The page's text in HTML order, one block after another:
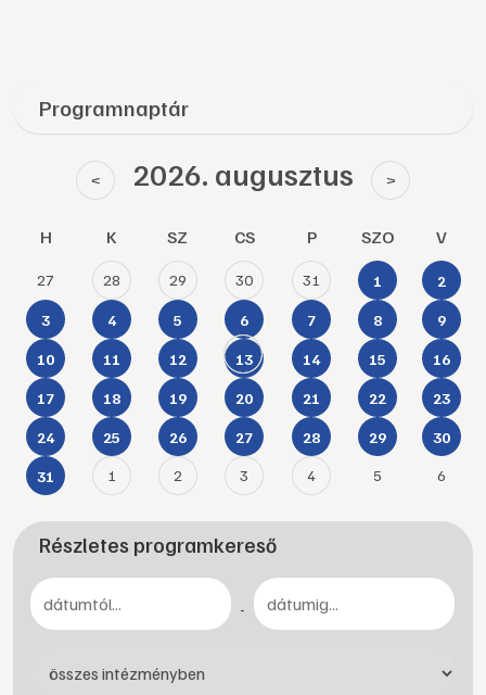
Programnaptár
< 2026. augusztus >
H K SZ CS P SZO V
27 28 29 30 31 1 2
3 4 5 6 7 8 9
10 11 12 13 14 15 16
17 18 19 20 21 22 23
24 25 26 27 28 29 30
31 1 2 3 4 5 6
Részletes programkereső
-